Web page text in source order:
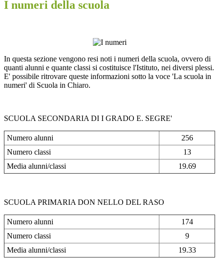
I numeri della scuola
In questa sezione vengono resi noti i numeri della scuola, ovvero di
quanti alunni e quante classi si costituisce l'Istituto, nei diversi plessi.
E' possibile ritrovare queste informazioni sotto la voce 'La scuola in
numeri' di Scuola in Chiaro.
SCUOLA SECONDARIA DI I GRADO E. SEGRE'
Numero alunni
256
Numero classi
13
Media alunni/classi
19.69
SCUOLA PRIMARIA DON NELLO DEL RASO
Numero alunni
174
Numero classi
9
Media alunni/classi
19.33